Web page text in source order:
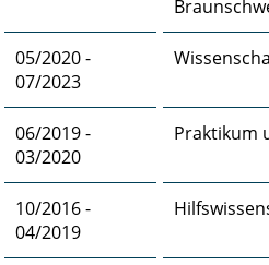
05/2020 -
07/2023
06/2019 -
03/2020
Praktikum
10/2016 -
04/2019